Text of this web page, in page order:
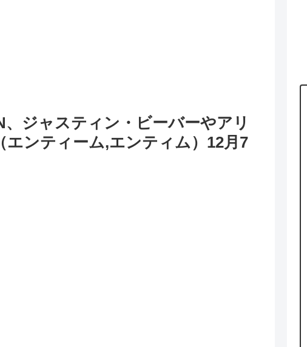
ジャスティン・ビーバーやアリ
ンティーム,エンティム）12月7